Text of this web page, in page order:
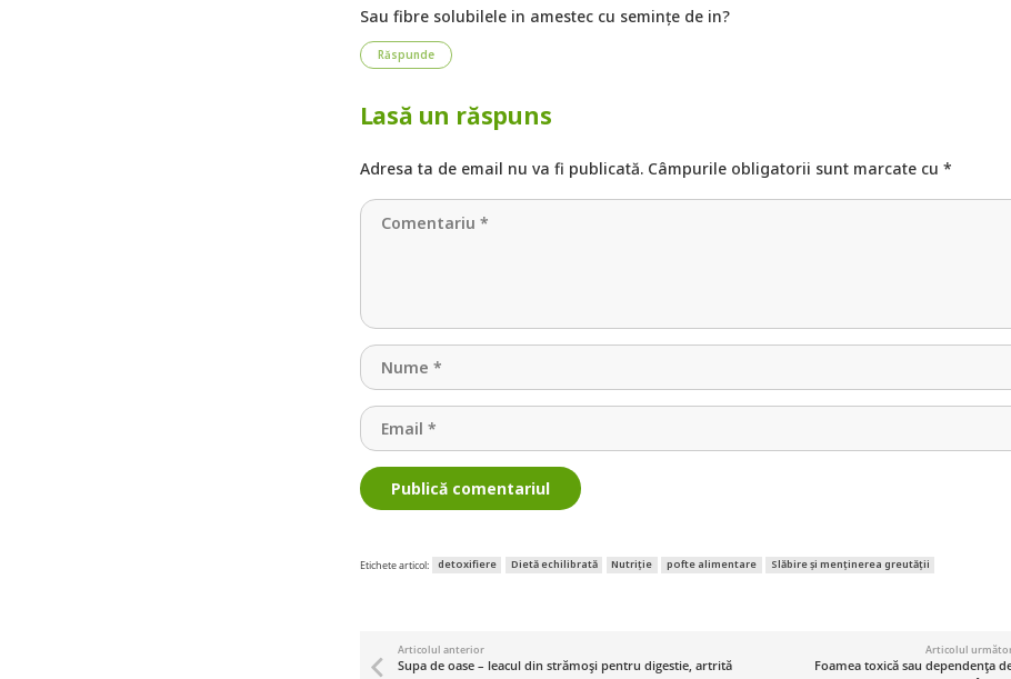
Sau fibre solubilele in amestec cu semințe de in?
Răspunde
Lasă un răspuns
Adresa ta de email nu va fi publicată. Câmpurile obligatorii sunt marcate cu *
Publică comentariul
Etichete articol: detoxifiere Dietă echilibrată Nutriție pofte alimentare Slăbire și menținerea greutății
Articolul anterior
Supa de oase – leacul din strămoși pentru digestie, artrită
Articolul
Foamea toxică sau dependenţa